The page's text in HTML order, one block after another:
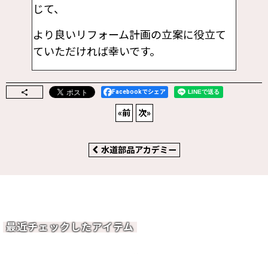
じて、
より良いリフォーム計画の立案に役立て
ていただければ幸いです。
Facebookでシェア
«前 次»
水道部品アカデミー
最近チェックしたアイテム